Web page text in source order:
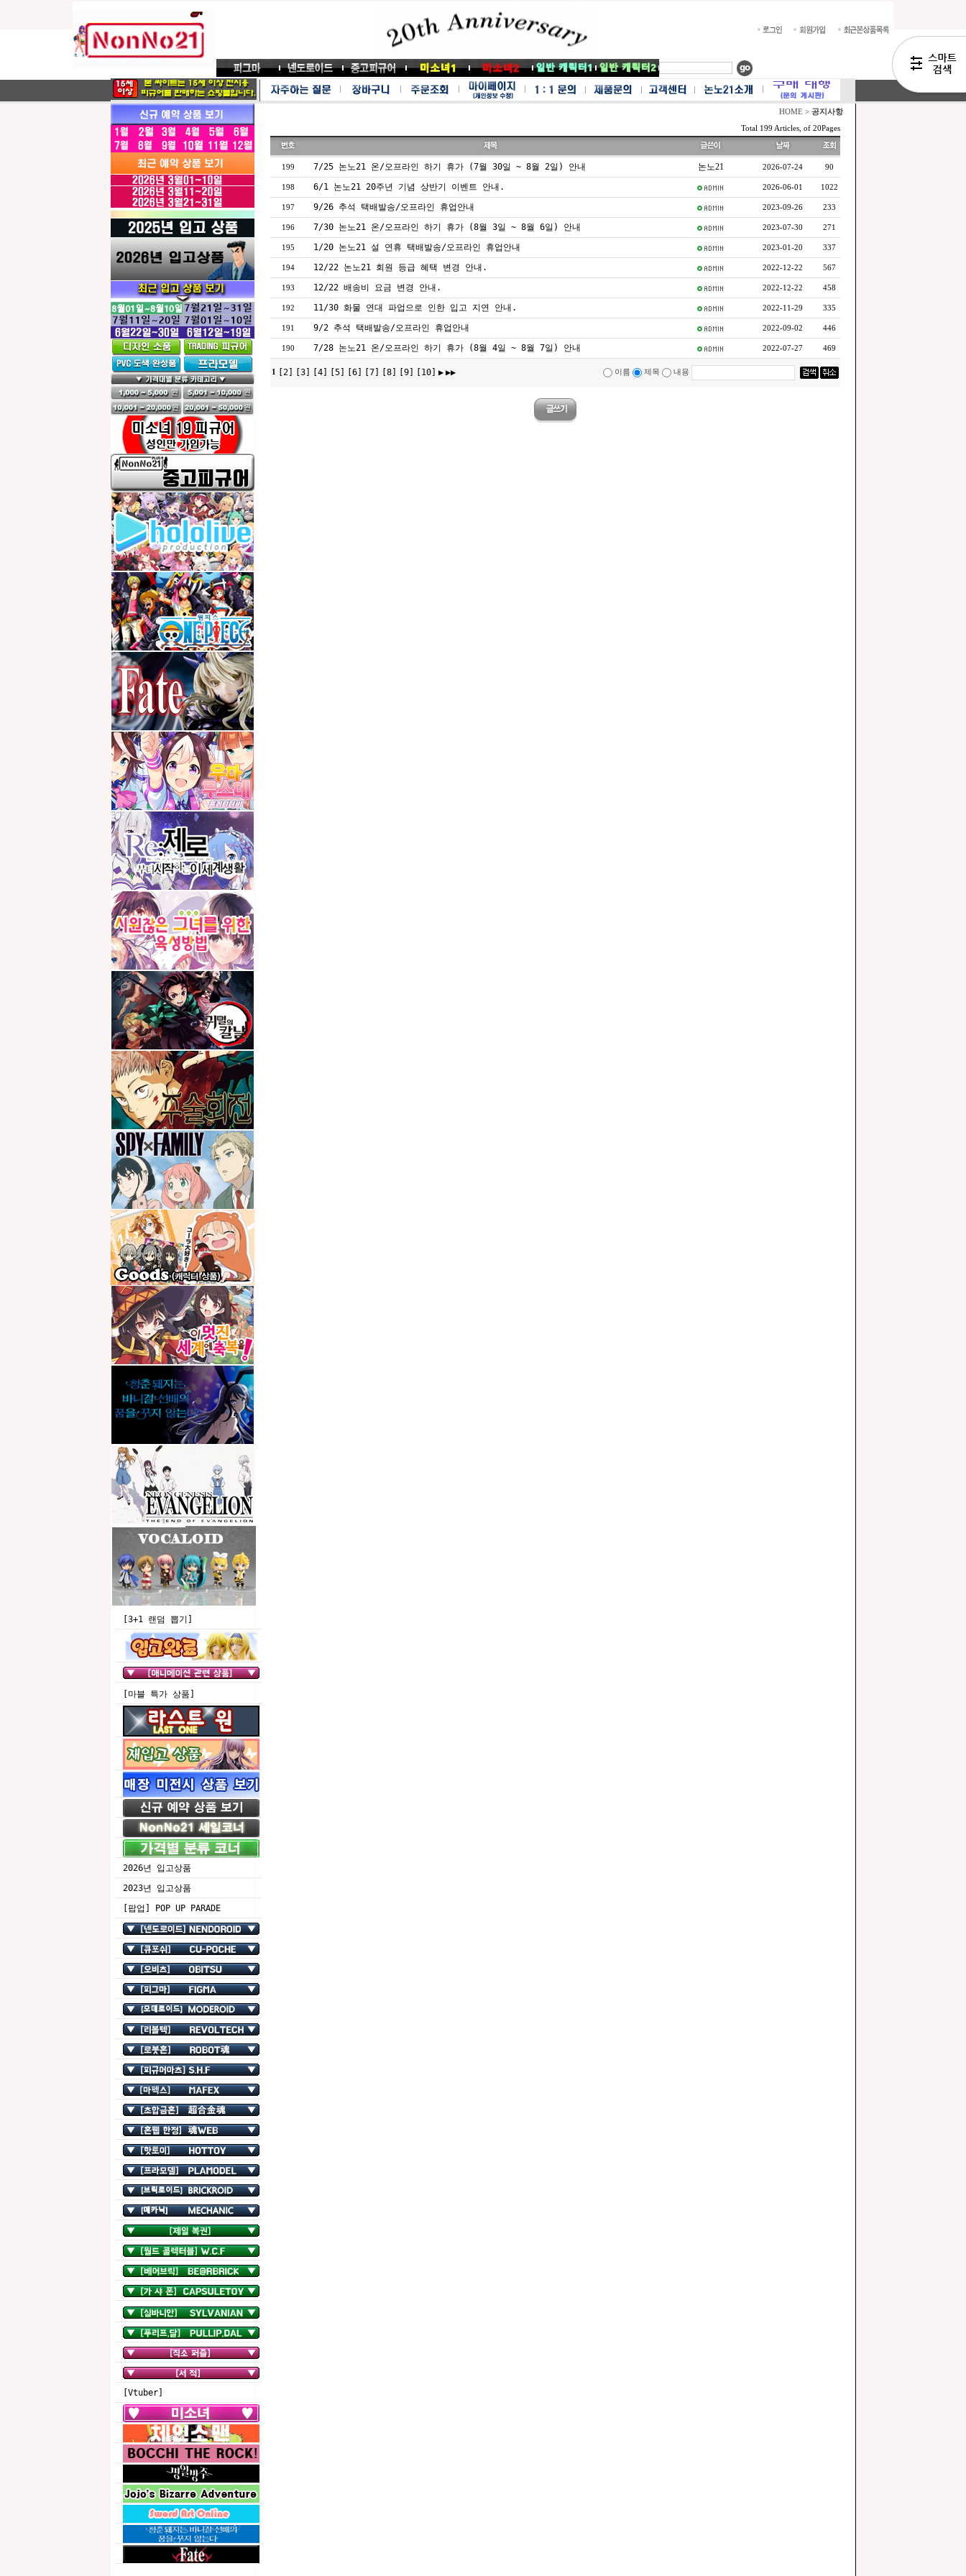
[3+1 랜덤 뽑기]
[마블 특가 상품]
2026년 입고상품
2023년 입고상품
[팝업] POP UP PARADE
[Vtuber]
HOME > 공지사항
Total 199 Articles, of 20Pages
199 7/25 논노21 온/오프라인 하기 휴가 (7월 30일 ~ 8월 2일) 안내 논노21 2026-07-24 90
198 6/1 논노21 20주년 기념 상반기 이벤트 안내. 2026-06-01 1022
197 9/26 추석 택배발송/오프라인 휴업안내 2023-09-26 233
196 7/30 논노21 온/오프라인 하기 휴가 (8월 3일 ~ 8월 6일) 안내 2023-07-30 271
195 1/20 논노21 설 연휴 택배발송/오프라인 휴업안내 2023-01-20 337
194 12/22 논노21 회원 등급 혜택 변경 안내. 2022-12-22 567
193 12/22 배송비 요금 변경 안내. 2022-12-22 458
192 11/30 화물 연대 파업으로 인한 입고 지연 안내. 2022-11-29 335
191 9/2 추석 택배발송/오프라인 휴업안내 2022-09-02 446
190 7/28 논노21 온/오프라인 하기 휴가 (8월 4일 ~ 8월 7일) 안내 2022-07-27 469
1 [2] [3] [4] [5] [6] [7] [8] [9] [10] ▶ ▶▶ 이름 제목 내용